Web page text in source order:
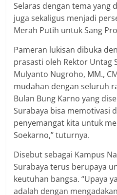
Selaras dengan tema yang
juga sekaligus menjadi
Merah Putih untuk Sang
Pameran lukisan dibuka
prasasti oleh Rektor Untag
Mulyanto Nugroho, MM.,
mudahan dengan seluruh
Bulan Bung Karno yang
Surabaya bisa memotivasi
penyemangat kita untuk
Soekarno,” tuturnya.
Disebut sebagai Kampus
Surabaya terus berupaya
keutuhan bangsa. “Upaya
adalah dengan